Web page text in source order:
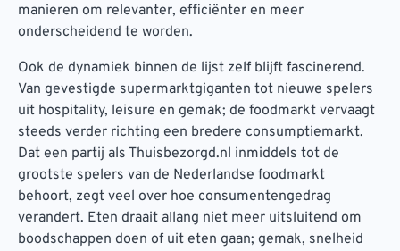
manieren om relevanter, efficiënter en meer
onderscheidend te worden.
Ook de dynamiek binnen de lijst zelf blijft fascinerend.
Van gevestigde supermarktgiganten tot nieuwe spelers
uit hospitality, leisure en gemak; de foodmarkt vervaagt
steeds verder richting een bredere consumptiemarkt.
Dat een partij als Thuisbezorgd.nl inmiddels tot de
grootste spelers van de Nederlandse foodmarkt
behoort, zegt veel over hoe consumentengedrag
verandert. Eten draait allang niet meer uitsluitend om
boodschappen doen of uit eten gaan; gemak, snelheid